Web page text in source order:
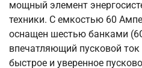
мощный элемент
техники. С емкостью 60
оснащен шестью банками
впечатляющий пусковой ток
быстрое и уверенное